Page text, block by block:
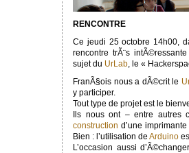
RENCONTRE
Ce jeudi 25 octobre 14h00,
rencontre trÃ¨s
sujet du UrLab, le «
FranÃ§ois nous a dÃ©crit le
y participer.
Tout type de projet est le
Ils nous ont – entre
construction d’une imprimante
Bien : l’utilisation de Arduino
L’occasion aussi